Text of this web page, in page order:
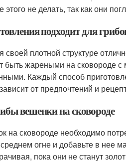
не делать, так как они
подходит для
своей плотной структуре
быть жареными на сковороде
Каждый способ
от предпочтений и
вешенки на сковороде
на сковороде необходимо
огне и добавьте в нее
пока они не станут